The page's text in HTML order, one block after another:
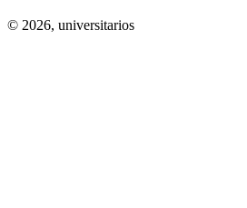
© 2026, universitarios